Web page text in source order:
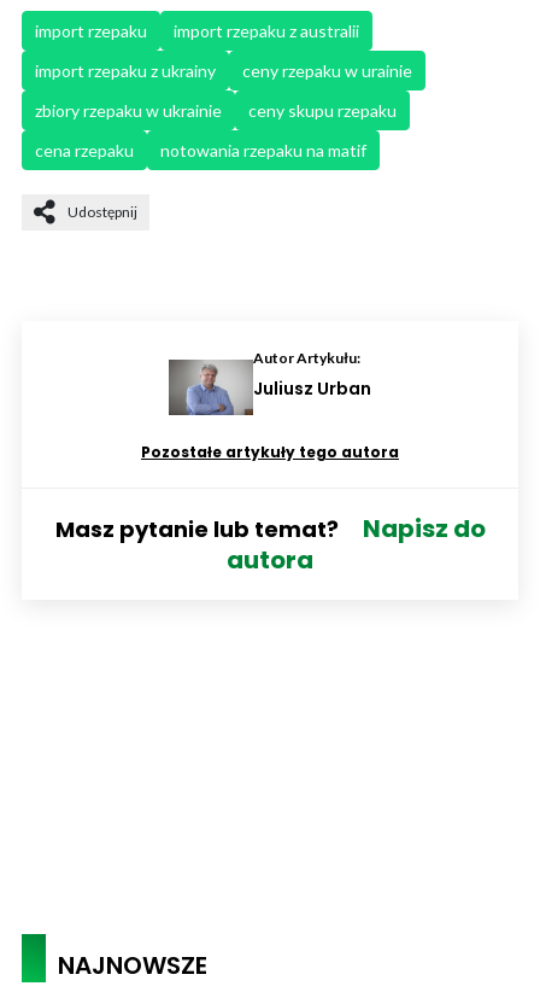
import rzepaku
import rzepaku z australii
import rzepaku z ukrainy
ceny rzepaku w urainie
zbiory rzepaku w ukrainie
ceny skupu rzepaku
cena rzepaku
notowania rzepaku na matif
Udostępnij
Autor Artykułu:
Juliusz Urban
Pozostałe artykuły tego autora
Masz pytanie lub temat?
Napisz do
autora
NAJNOWSZE